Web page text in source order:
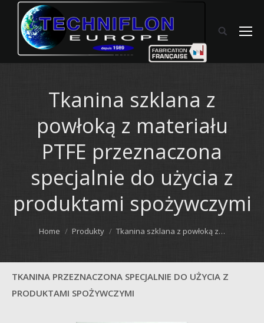
Tkanina szklana z
powłoką z materiału
PTFE przeznaczona
specjalnie do użycia z
produktami spożywczymi
You are here:
Home Produkty Tkanina szklana z powłoką z…
TKANINA PRZEZNACZONA SPECJALNIE DO UŻYCIA Z
PRODUKTAMI SPOŻYWCZYMI